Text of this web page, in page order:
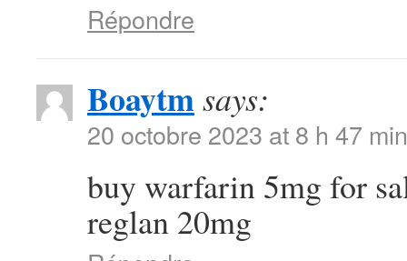
Répondre
Boaytmsays:
20 octobre 2023 at 8 h 47 min
buy warfarin 5mg for
reglan 20mg